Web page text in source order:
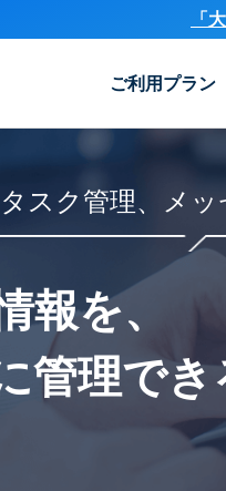
「
ご利用プラン
スク管理、メ
報を、
管理で